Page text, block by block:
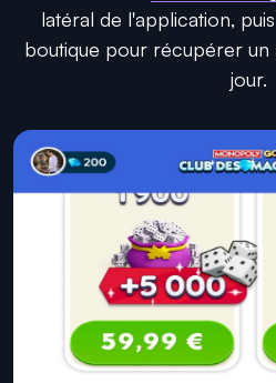
latéral de l'application,
boutique pour récupérer un
jour.